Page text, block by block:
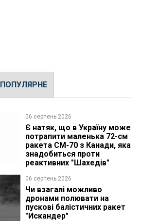
ПОПУЛЯРНЕ
06 серпень 2026
Є натяк, що в Україну може
потрапити маленька 72-см
ракета CM-70 з Канади, яка
знадобиться проти
реактивних "Шахедів"
06 серпень 2026
Чи взагалі можливо
дронами полювати на
пускові балістичних ракет
"Искандер"